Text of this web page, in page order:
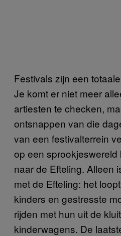
Festivals zijn een
Je komt er niet meer
artiesten te checken,
ontsnappen van die
van een festivalterrein
op een
naar de Efteling. Alleen
met de Efteling: het
kinders en gestresste
rijden met hun uit de
kinderwagens. De